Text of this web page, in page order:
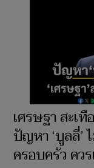
เศรษฐา สะเทื
ปัญหา ‘บูลลี่’
ครอบครัว ค